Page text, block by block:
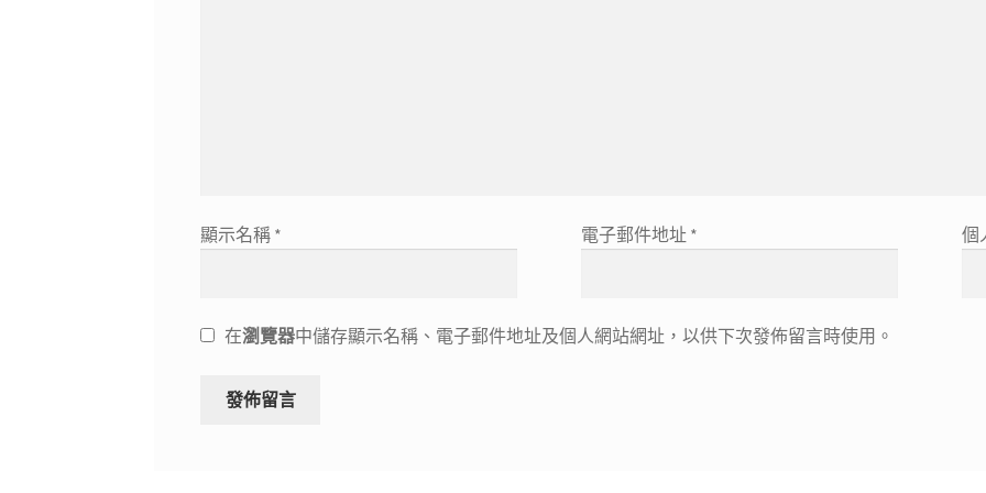
顯示名稱 * 電子郵件地址 * 個
在瀏覽器中儲存顯示名稱、電子郵件地址及個人網站網址，以供下次發佈留言時使用。